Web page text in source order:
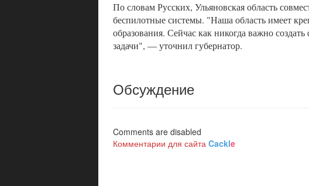
По словам Русских, Ульяновская область
беспилотные системы. "Наша область имеет
образования. Сейчас как никогда важно
задачи", — уточнил губернатор.
Обсуждение
Comments are disabled
Комментарии для сайта Cackle